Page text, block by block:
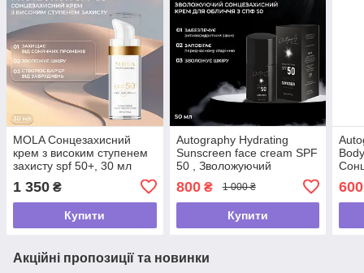
MOLA Сонцезахисний
крем з високим ступенем
захисту spf 50+, 30 мл
1 350 ₴
Купити
Autography Hydrating
Sunscreen face cream SPF
50 , Зволожуючий
сонцезахисний крем для
обличчя з СПФ 50, 50 мл
800₴ 1 000 ₴
Купити
600
Акційні пропозиції та новинки